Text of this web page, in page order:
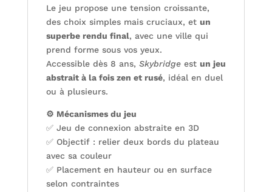
Le jeu propose une tension croissante,
des choix simples mais cruciaux, et un
superbe rendu final, avec une ville qui
prend forme sous vos yeux.
Accessible dès 8 ans, Skybridgeest un jeu
abstrait à la fois zen et rusé, idéal en duel
ou à plusieurs.
⚙️ Mécanismes du jeu
✅ Jeu de connexion abstraite en 3D
✅ Objectif : relier deux bords du plateau
avec sa couleur
✅ Placement en hauteur ou en surface
selon contraintes